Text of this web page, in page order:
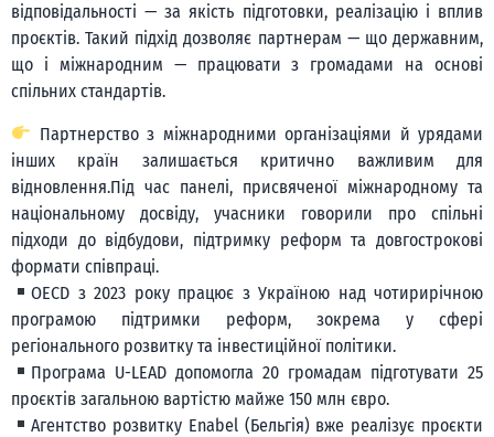
відповідальності — за якість підготовки, реалізацію і вплив
проєктів. Такий підхід дозволяє партнерам — що державним,
що і міжнародним — працювати з громадами на основі
спільних стандартів.
Партнерство з міжнародними організаціями й урядами
інших країн залишається критично важливим для
відновлення.Під час панелі, присвяченої міжнародному та
національному досвіду, учасники говорили про спільні
підходи до відбудови, підтримку реформ та довгострокові
формати співпраці.
OECD з 2023 року працює з Україною над чотирирічною
програмою підтримки реформ, зокрема у сфері
регіонального розвитку та інвестиційної політики.
Програма U-LEAD допомогла 20 громадам підготувати 25
проєктів загальною вартістю майже 150 млн євро.
Агентство розвитку Enabel (Бельгія) вже реалізує проєкти